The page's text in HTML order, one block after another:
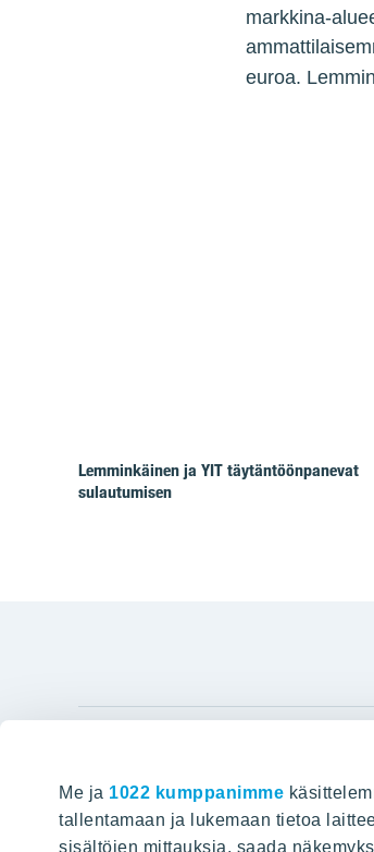
Me ja 1022 kumppanimme
tallentamaan ja lukemaan tietoa
sisältöjen mittauksia, saada
markkina-
euroa.
Lemminkäinen ja YIT täytäntöönpanevat
sulautumisen
Hyvin rakennettu huominen